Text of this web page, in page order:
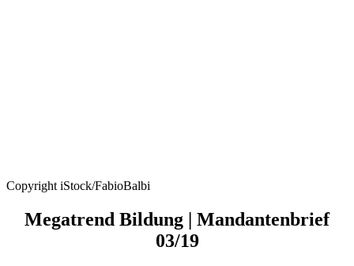
Copyright iStock/FabioBalbi
Megatrend Bildung | Mandantenbrief
03/19